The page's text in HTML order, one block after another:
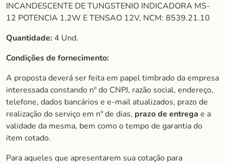
INCANDESCENTE DE TUNGSTENIO INDICADORA MS-
12 POTENCIA 1,2W E TENSAO 12V, NCM: 8539.21.10
Quantidade: 4 Und.
Condições de fornecimento:
A proposta deverá ser feita em papel timbrado da empresa
interessada constando nº do CNPJ, razão social, endereço,
telefone, dados bancários e e-mail atualizados, prazo de
realização do serviço em nº de dias, prazo de entrega e a
validade da mesma, bem como o tempo de garantia do
item cotado.
Para aqueles que apresentarem sua cotação para